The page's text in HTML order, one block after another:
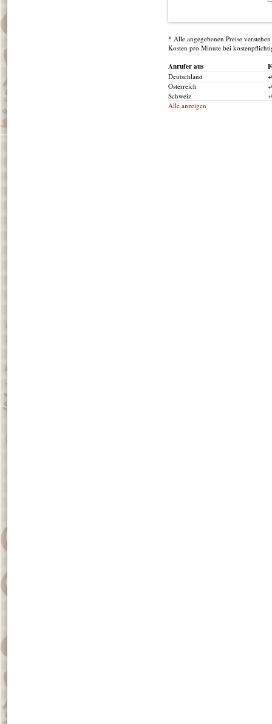
* Alle angegebenen Preise
Kosten pro Minute bei
Anrufer aus
Deutschland
Österreich
Schweiz
Alle anzeigen